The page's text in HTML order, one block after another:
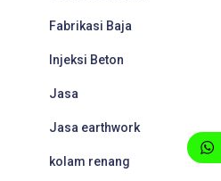
Fabrikasi Baja
Injeksi Beton
Jasa
Jasa earthwork
kolam renang